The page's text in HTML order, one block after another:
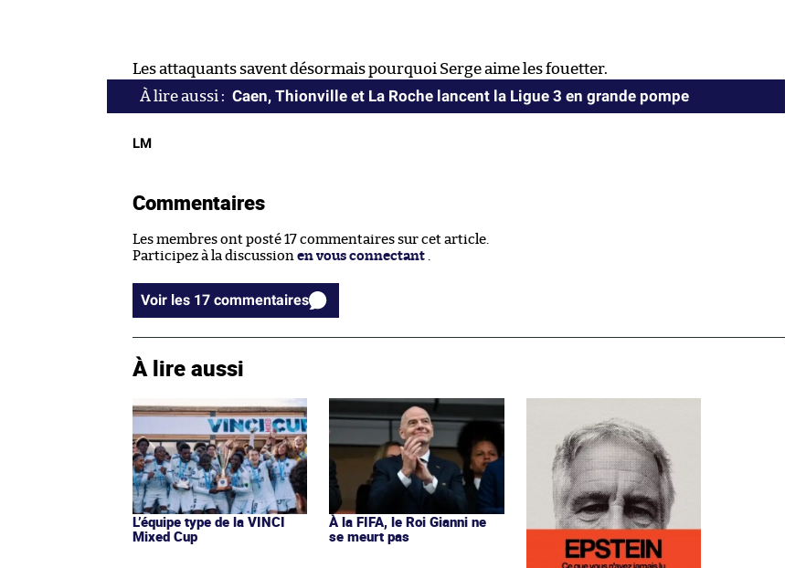
Les attaquants savent désormais pourquoi Serge aime les fouetter.
Caen, Thionville et La Roche lancent la Ligue 3 en grande pompe
LM
Commentaires
Les membres ont posté 17 commentaires sur cet article.
Participez à la discussion en vous connectant
Voir les 17 commentaires
À lire aussi
L’équipe type de la VINCI
Mixed Cup
À la FIFA, le Roi Gianni ne
se meurt pas